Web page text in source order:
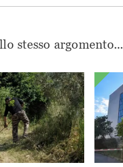
stesso argomento...